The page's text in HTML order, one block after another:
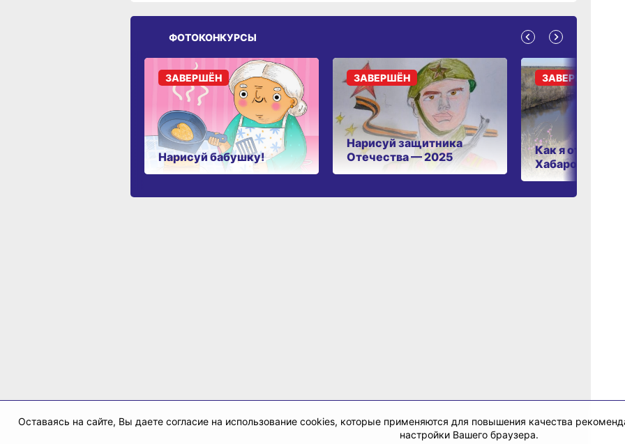
ФОТОКОНКУРСЫ
Нарисуй бабушку!
ЗАВЕРШЁН
Нарисуй защитника
Отечества — 2025
ЗАВЕРШЁН
Как я отдыхаю в
Хабаровском
ЗАВЕРШЁН
Оставаясь на сайте, Вы даете согласие на использование cookies, которые применяются для повышения качества
настройки Вашего браузера.